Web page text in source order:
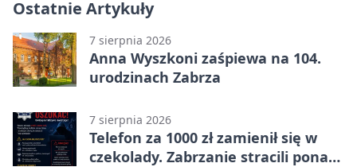
Ostatnie Artykuły
7 sierpnia 2026
Anna Wyszkoni zaśpiewa na 104.
urodzinach Zabrza
7 sierpnia 2026
Telefon za 1000 zł zamienił się w
czekolady. Zabrzanie stracili ponad